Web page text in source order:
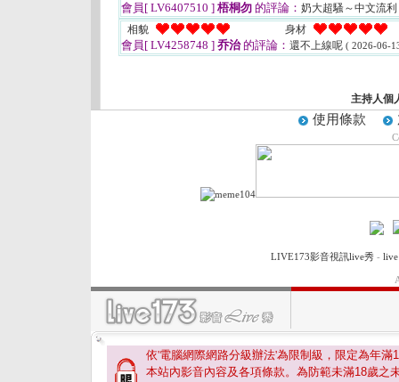
會員[ LV6407510 ] 梧桐勿 的評論： 奶大超騷～中文流利
相貌
身材
會員[ LV4258748 ] 乔治的評論： 還不上線呢 ( 2026-06-
主持人個
使用條款
LIVE173影音視訊live秀-
依'電腦網際網路分級辦法'為限制級，限定為年滿
本站內影音內容及各項條款。為防範未滿18歲之